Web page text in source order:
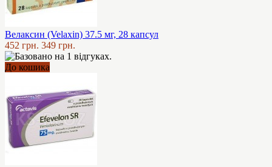
Велаксин (Velaxin) 37.5 мг, 28 капсул
452 грн. 349 грн.
До кошика